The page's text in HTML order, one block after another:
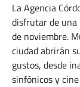
La Agencia
disfrutar de una
de noviembre.
ciudad abrirán
gustos, desde
sinfónicos y